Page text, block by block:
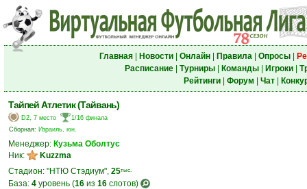
Главная| Новости| Онлайн| Правила| Опросы|
Расписание| Турниры| Команды| Игроки|
Рейтинги| Форум Чат|
Тайпей Атлетик (Тайвань)
D2, 7 место
1/16 финала
Сборная: Израиль, юн.
Менеджер: Кузьма Оболтус
Ник:
Kuzzma
Стадион: "НТЮ Стэдиум", 25тыс.
База: 4 уровень (16 из 16 слотов)